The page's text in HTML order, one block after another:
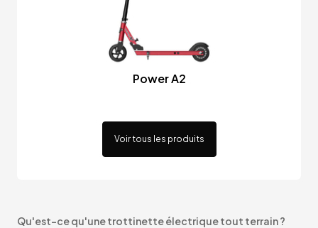
Power A2
Voir tous les produits
Qu'est-ce qu'une trottinette électrique tout terrain ?